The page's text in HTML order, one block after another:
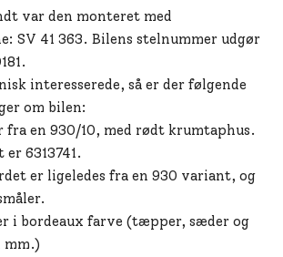
var den monteret med
SV 41 363. Bilens stelnummer udgør
interesserede, så er der følgende
om bilen:
fra en 930/10, med rødt krumtaphus.
6313741.
er ligeledes fra en 930 variant, og
i bordeaux farve (tæpper, sæder og
mm.)